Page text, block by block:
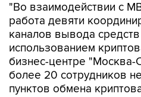
"Во взаимодействии с
работа девяти
каналов вывода
использованием
бизнес-центре
более 20 сотрудников
пунктов обмена